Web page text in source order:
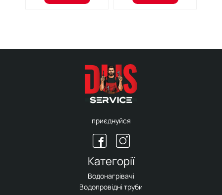
приєднуйся
Категорії
Водонагрівачі
Водопровідні труби